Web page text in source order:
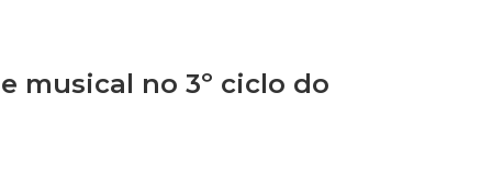
musical no 3º ciclo do